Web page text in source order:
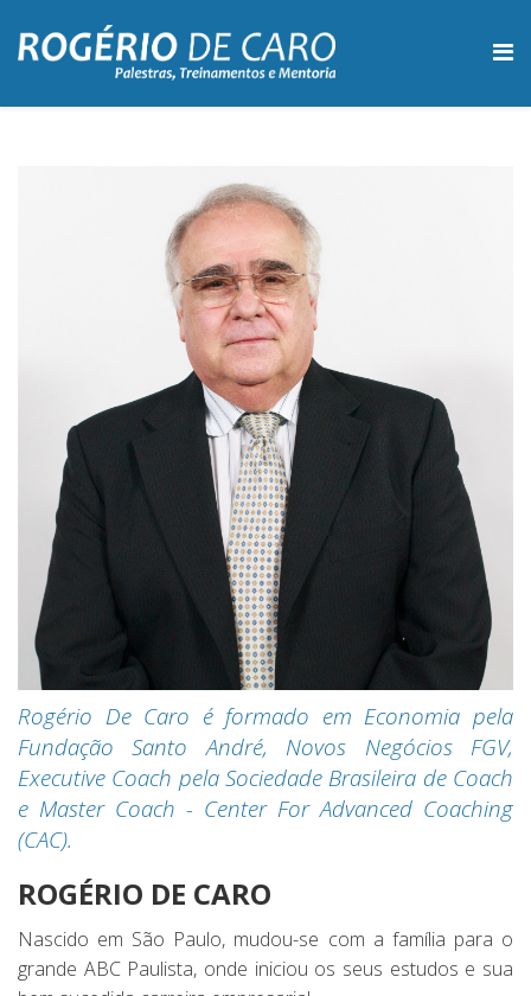
Rogério De Caro é formado em Economia pela
Fundação Santo André, Novos Negócios FGV,
Executive Coach pela Sociedade Brasileira de Coach
e Master Coach - Center For Advanced Coaching
(CAC).
ROGÉRIO DE CARO
Nascido em São Paulo, mudou-se com a família para o
grande ABC Paulista, onde iniciou os seus estudos e sua